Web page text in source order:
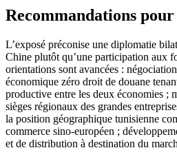
Recommandations
L’exposé préconise une diplomatie
Chine plutôt qu’une participation aux
orientations sont avancées :
économique zéro droit de douane
productive entre les deux économies ;
sièges régionaux des grandes
la position géographique tunisienne
commerce sino-européen ;
et de distribution à destination du